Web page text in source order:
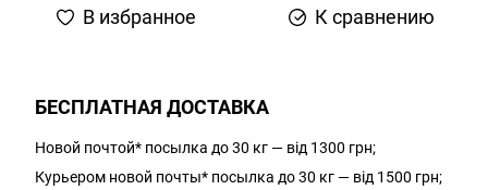
В избранное К сравнению
БЕСПЛАТНАЯ ДОСТАВКА
Новой почтой* посылка до 30 кг — від 1300 грн;
Курьером новой почты* посылка до 30 кг — від 1500 грн;